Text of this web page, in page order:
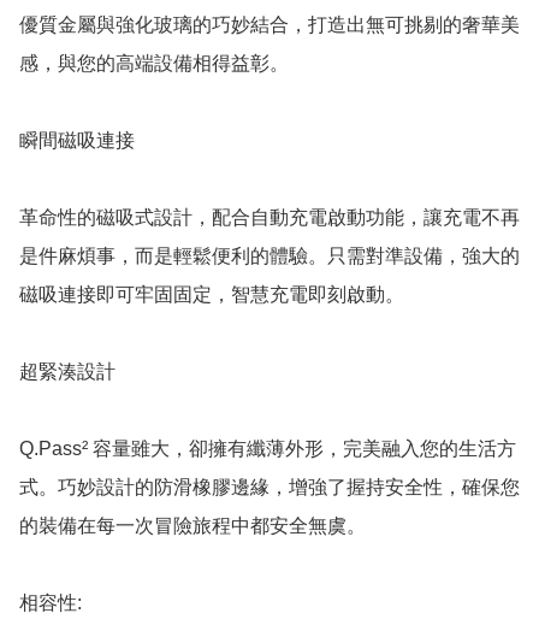
優質金屬與強化玻璃的巧妙結合，打造出無可挑剔的奢華美
感，與您的高端設備相得益彰。
瞬間磁吸連接
革命性的磁吸式設計，配合自動充電啟動功能，讓充電不再
是件麻煩事，而是輕鬆便利的體驗。只需對準設備，強大的
磁吸連接即可牢固固定，智慧充電即刻啟動。
超緊湊設計
Q.Pass² 容量雖大，卻擁有纖薄外形，完美融入您的生活方
式。巧妙設計的防滑橡膠邊緣，增強了握持安全性，確保您
的裝備在每一次冒險旅程中都安全無虞。
相容性: